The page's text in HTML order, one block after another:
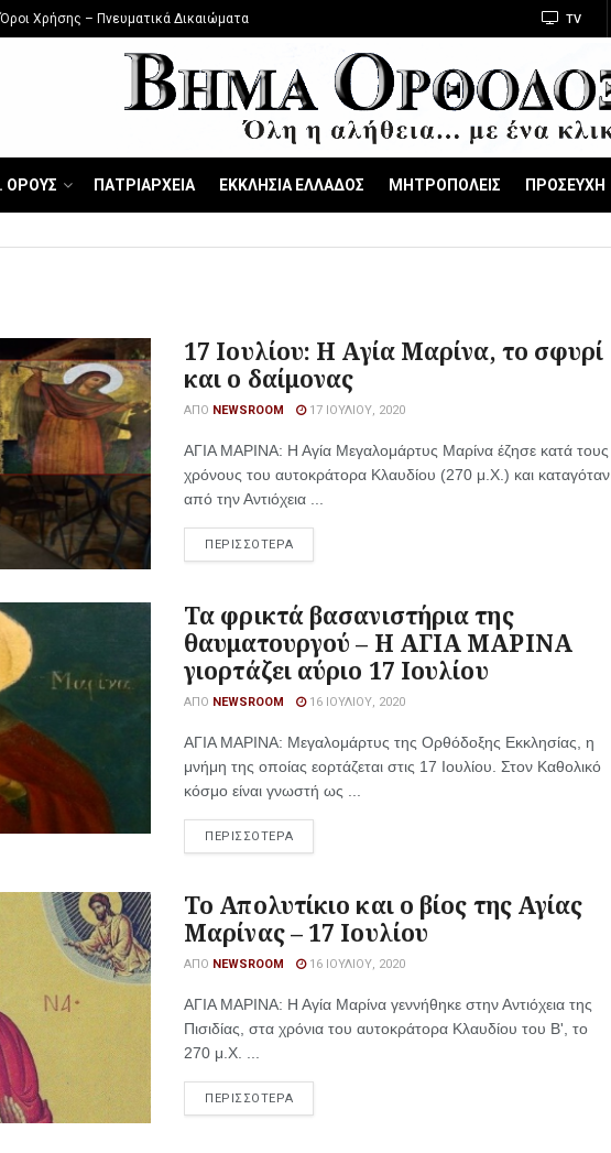
Όροι Χρήσης – Πνευματικά Δικαιώματα TV
ΟΡΟΥΣ ΠΑΤΡΙΑΡΧΕΙΑ ΕΚΚΛΗΣΙΑ ΕΛΛΑΔΟΣ ΜΗΤΡΟΠΟΛΕΙΣ ΠΡΟΣΕΥΧΗ
17 Ιουλίου: Η Αγία Μαρίνα, το σφυρί
και ο δαίμονας
ΑΠΌ NEWSROOM 17 ΙΟΥΛΊΟΥ, 2020
ΑΓΙΑ ΜΑΡΙΝΑ: Η Αγία Μεγαλομάρτυς Μαρίνα έζησε κατά τους
χρόνους του αυτοκράτορα Κλαυδίου (270 μ.Χ.) και καταγόταν
από την Αντιόχεια ...
ΠΕΡΙΣΣΟΤΕΡΑ
Τα φρικτά βασανιστήρια της
θαυματουργού – Η ΑΓΙΑ ΜΑΡΙΝΑ
γιορτάζει αύριο 17 Ιουλίου
ΑΠΌ NEWSROOM 16 ΙΟΥΛΊΟΥ, 2020
ΑΓΙΑ ΜΑΡΙΝΑ: Μεγαλομάρτυς της Ορθόδοξης Εκκλησίας, η
μνήμη της οποίας εορτάζεται στις 17 Ιουλίου. Στον Καθολικό
κόσμο είναι γνωστή ως ...
ΠΕΡΙΣΣΟΤΕΡΑ
Το Απολυτίκιο και ο βίος της Αγίας
Μαρίνας – 17 Ιουλίου
ΑΠΌ NEWSROOM 16 ΙΟΥΛΊΟΥ, 2020
ΑΓΙΑ ΜΑΡΙΝΑ: Η Αγία Μαρίνα γεννήθηκε στην Αντιόχεια της
Πισιδίας, στα χρόνια του αυτοκράτορα Κλαυδίου του Β', το
270 μ.Χ. ...
ΠΕΡΙΣΣΟΤΕΡΑ